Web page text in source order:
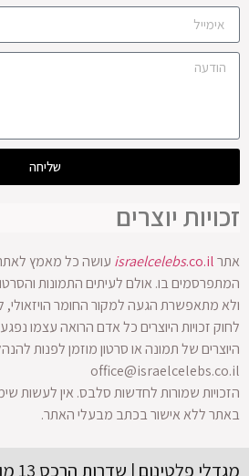
שליחה
זכויות יוצרים
אתר israelcelebs.co.il
עושה כל מאמץ לאתר
המתפרסמים בו. אולם לעיתים התמונות
לחוק זכויות היוצרים כל אדם הרואה עצמו
היוצרים של תמונה או סרטון מוזמן לפנות
office@israelcelebs.co.il
הזכויות שמורות לחדשות סלבס. אין לעשות
באתר ללא אישור בכתב מבעלי האתר.